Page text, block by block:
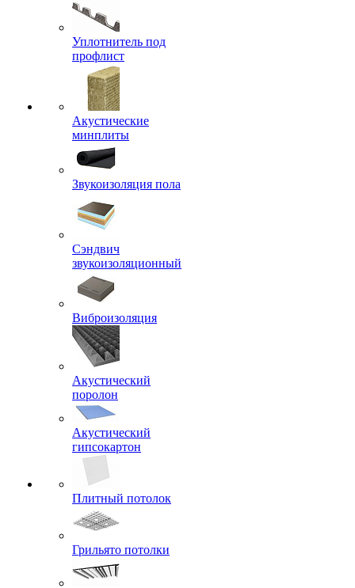
Уплотнитель под
профлист
Акустические
минплиты
Звукоизоляция пола
Сэндвич
звукоизоляционный
Виброизоляция
Акустический
поролон
Акустический
гипсокартон
Плитный потолок
Грильято потолки